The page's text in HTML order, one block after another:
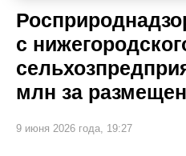
с
млн за
9 июня 2026 года, 19:27